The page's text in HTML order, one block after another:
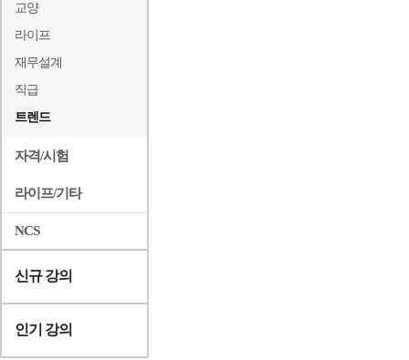
교양
라이프
재무설계
직급
트렌드
자격/시험
라이프/기타
NCS
신규 강의
인기 강의